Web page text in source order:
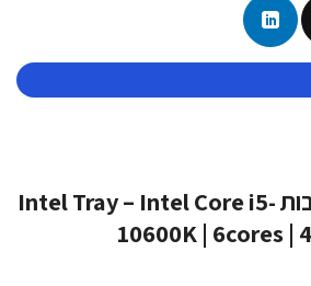
מעבד אינטל 6 ליבות Intel Tray – Intel Core i5-
10600K | 6cores |